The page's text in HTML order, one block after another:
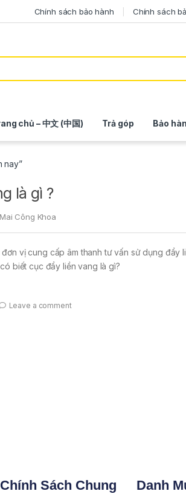
Chính sách bảo hành Chính sách
chủ – 中文 (中国) Trả góp Bảo
nay”
là gì ?
Mai Công Khoa
vị cung cấp âm thanh tư vấn sử dụng đẩy
biết cục đẩy liền vang là gì?
Leave a comment
Chính Sách Chung Danh